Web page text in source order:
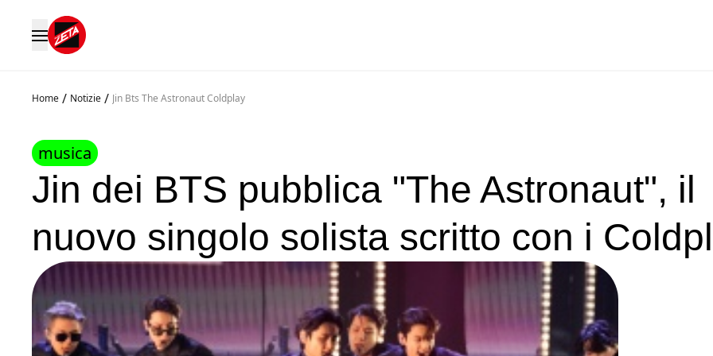
Home / Notizie / Jin Bts The Astronaut Coldplay
musica
Jin dei BTS pubblica "The Astronaut", il
nuovo singolo solista scritto con i